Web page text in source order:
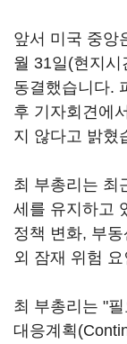
앞서 미국 중앙
월 31일(현지
동결했습니다.
후 기자회견에
지 않다고 밝혔
최 부총리는 최
세를 유지하고
정책 변화, 부
외 잠재 위험
최 부총리는 "
대응계획